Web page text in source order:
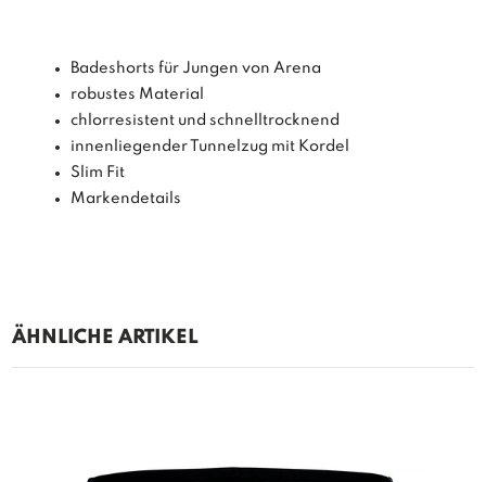
Badeshorts für Jungen von Arena
robustes Material
chlorresistent und schnelltrocknend
innenliegender Tunnelzug mit Kordel
Slim Fit
Markendetails
ÄHNLICHE ARTIKEL